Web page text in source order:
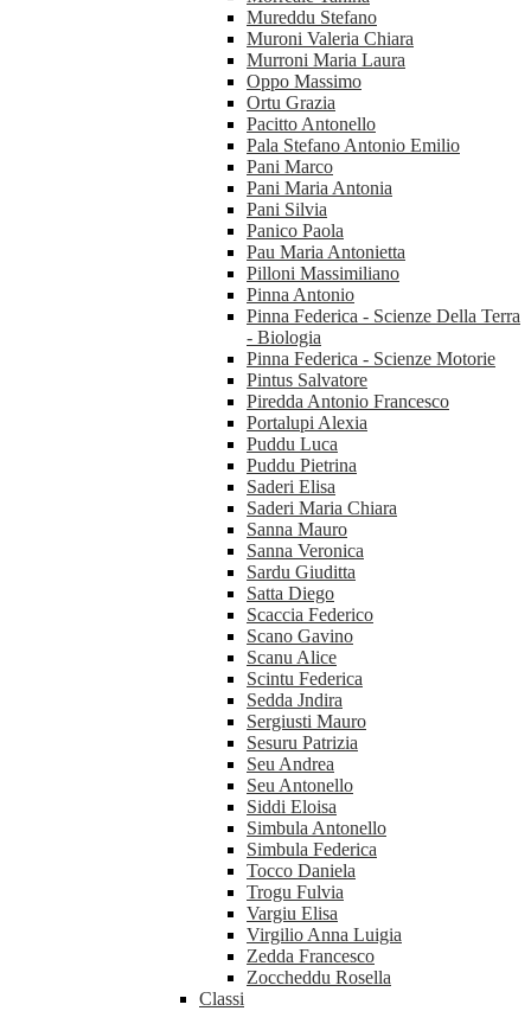
Mureddu Stefano
Muroni Valeria Chiara
Murroni Maria Laura
Oppo Massimo
Ortu Grazia
Pacitto Antonello
Pala Stefano Antonio Emilio
Pani Marco
Pani Maria Antonia
Pani Silvia
Panico Paola
Pau Maria Antonietta
Pilloni Massimiliano
Pinna Antonio
Pinna Federica - Scienze Della Terra
- Biologia
Pinna Federica - Scienze Motorie
Pintus Salvatore
Piredda Antonio Francesco
Portalupi Alexia
Puddu Luca
Puddu Pietrina
Saderi Elisa
Saderi Maria Chiara
Sanna Mauro
Sanna Veronica
Sardu Giuditta
Satta Diego
Scaccia Federico
Scano Gavino
Scanu Alice
Scintu Federica
Sedda Jndira
Sergiusti Mauro
Sesuru Patrizia
Seu Andrea
Seu Antonello
Siddi Eloisa
Simbula Antonello
Simbula Federica
Tocco Daniela
Trogu Fulvia
Vargiu Elisa
Virgilio Anna Luigia
Zedda Francesco
Zoccheddu Rosella
Classi